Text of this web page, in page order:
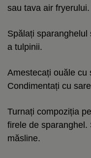
sau tava air
Spălați
a tulpinii.
Amestecați ouăle cu
Condimentați cu
Turnați compoziția
firele de
măsline.